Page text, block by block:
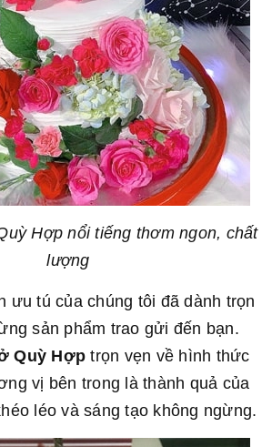
Hợp nổi tiếng thơm ngon, chất
lượng
ưu tú của chúng tôi đã dành trọn
sản phẩm trao gửi đến bạn.
Quỳ Hợp trọn vẹn về hình thức
vị bên trong là thành quả của
léo và sáng tạo không ngừng.